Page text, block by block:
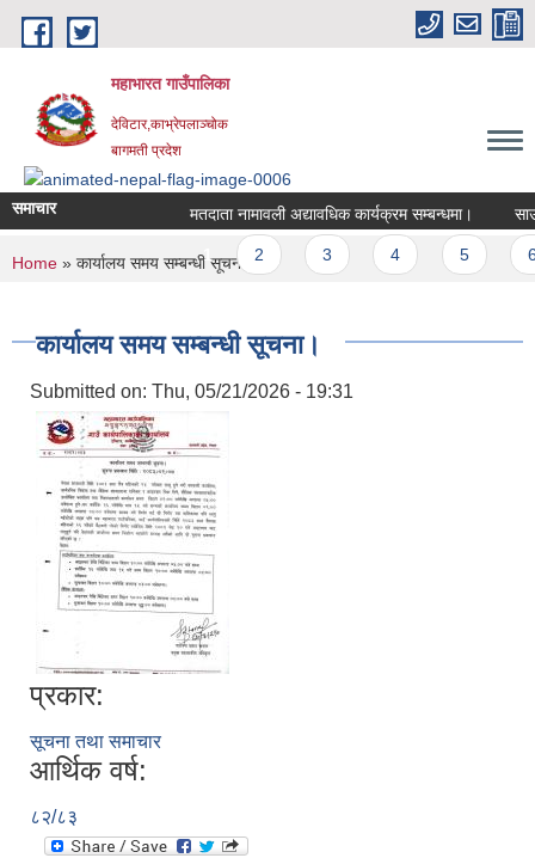
Skip to main content
महाभारत गाउँपालिका
देविटार,काभ्रेपलाञ्चोक
बागमती प्रदेश
समाचार मतदाता नामावली अद्यावधिक कार्यक्रम सम्बन्धमा।
Pages
1
You are here
Home » कार्यालय समय सम्बन्धी सूचना।
कार्यालय समय सम्बन्धी सूचना।
Submitted on: Thu, 05/21/2026 - 19:31
प्रकार:
सूचना तथा समाचार
आर्थिक वर्ष:
८२/८३